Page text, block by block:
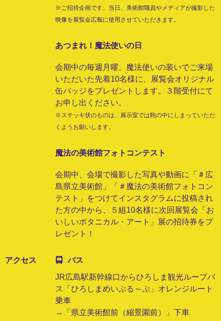
※ご招待企画です。当日、美術館職員やメディアが撮影した
映像を展覧会広報に使用させていただきます。
あつまれ！魔法使いの日
会期中の毎週月曜、魔法使いの装いでご来場
いただいた先着10名様に、展覧会オリジナル
缶バッジをプレゼントします。３階受付にて
お申し出ください。
※ステッキ状のものは、展示室では鞄の中にしまっていただ
くようお願いします。
魔法の美術館フォトコンテスト
会期中、会場で撮影した写真や動画に「＃広
島県立美術館」「＃魔法の美術館フォトコン
テスト」をつけてインスタグラムに投稿され
た方の中から、５組10名様に次回展覧会「お
いしいボタニカル・アート」展の招待券をプ
レゼント！
アクセス
バス
JR広島駅新幹線口からひろしま観光ループバ
ス「ひろしまめいぷる～ぷ」オレンジルート
乗車
→「県立美術館前（縮景園前）」下車